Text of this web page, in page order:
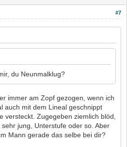
#7
du Neunmalklug?
immer am Zopf gezogen, wenn ich
auch mit dem Lineal geschnippt
versteckt. Zugegeben ziemlich blöd,
jung, Unterstufe oder so. Aber
Mann gerade das selbe bei dir?